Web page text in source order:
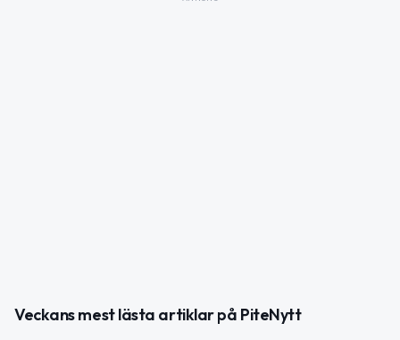
Veckans mest lästa artiklar på PiteNytt